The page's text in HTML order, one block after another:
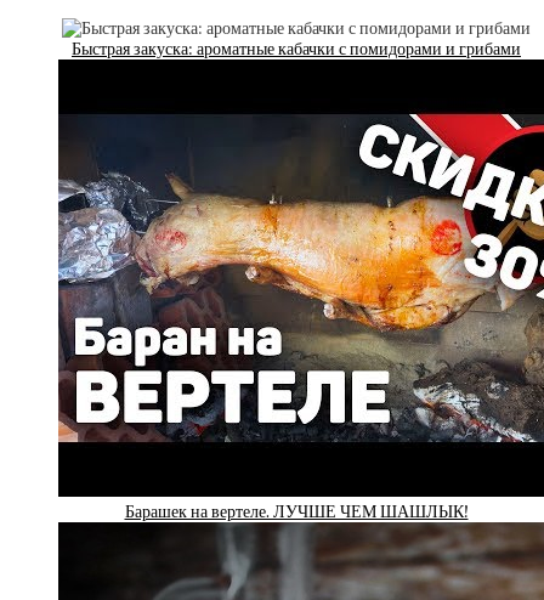
Быстрая закуска: ароматные кабачки с помидорами и грибами
Барашек на вертеле. ЛУЧШЕ ЧЕМ ШАШЛЫК!